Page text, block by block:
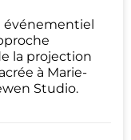
événementiel
la projection
à Marie-
Studio.